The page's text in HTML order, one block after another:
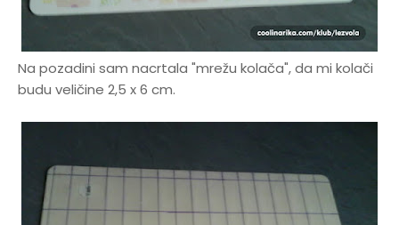
Na pozadini sam nacrtala "mrežu kolača", da mi kolači
budu veličine 2,5 x 6 cm.